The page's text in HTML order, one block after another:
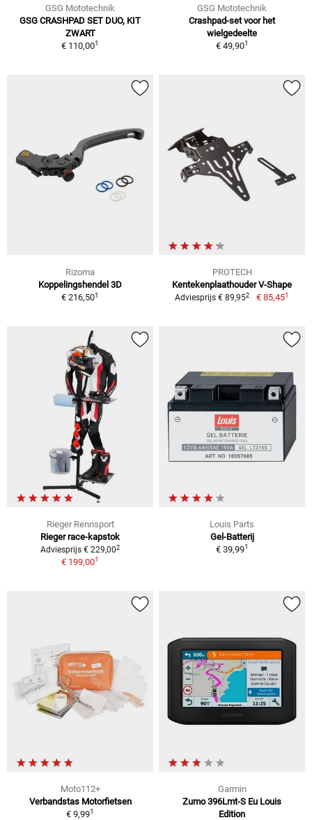
GSG Mototechnik
GSG CRASHPAD SET DUO, KIT
ZWART
€ 110,001
GSG Mototechnik
Crashpad-set voor het
wielgedeelte
€ 49,901
Rizoma
Koppelingshendel 3D
€ 216,501
PROTECH
Kentekenplaathouder V-Shape
Adviesprijs € 89,952 € 85,451
Rieger Rennsport
Rieger race-kapstok
Adviesprijs € 229,002
€ 199,001
Louis Parts
Gel-Batterij
€ 39,991
Moto112+
Verbandstas Motorfietsen
€ 9,991
Garmin
Zumo 396Lmt-S Eu Louis
Edition